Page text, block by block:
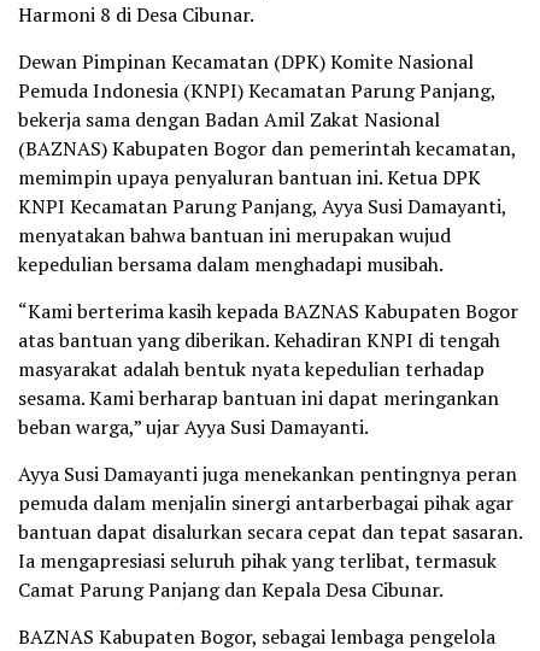
Harmoni 8 di Desa Cibunar.
Dewan Pimpinan Kecamatan (DPK) Komite Nasional
Pemuda Indonesia (KNPI) Kecamatan Parung Panjang,
bekerja sama dengan Badan Amil Zakat Nasional
(BAZNAS) Kabupaten Bogor dan pemerintah kecamatan,
memimpin upaya penyaluran bantuan ini. Ketua DPK
KNPI Kecamatan Parung Panjang, Ayya Susi Damayanti,
menyatakan bahwa bantuan ini merupakan wujud
kepedulian bersama dalam menghadapi musibah.
“Kami berterima kasih kepada BAZNAS Kabupaten Bogor
atas bantuan yang diberikan. Kehadiran KNPI di tengah
masyarakat adalah bentuk nyata kepedulian terhadap
sesama. Kami berharap bantuan ini dapat meringankan
beban warga,” ujar Ayya Susi Damayanti.
Ayya Susi Damayanti juga menekankan pentingnya peran
pemuda dalam menjalin sinergi antarberbagai pihak agar
bantuan dapat disalurkan secara cepat dan tepat sasaran.
Ia mengapresiasi seluruh pihak yang terlibat, termasuk
Camat Parung Panjang dan Kepala Desa Cibunar.
BAZNAS Kabupaten Bogor, sebagai lembaga pengelola